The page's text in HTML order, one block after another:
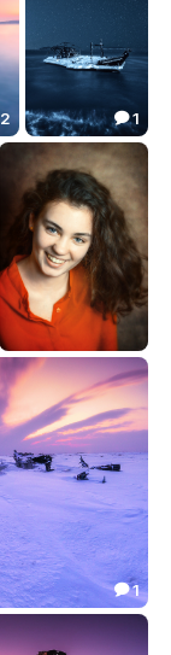
2
***
 40.64
 1
***
30.82
 1